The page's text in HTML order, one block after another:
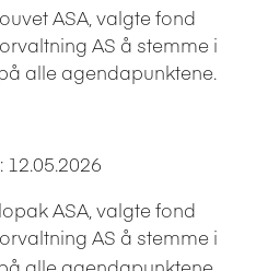
ASA, valgte fond
AS å stemme i
alle agendapunktene.
ASA, valgte fond
AS å stemme i